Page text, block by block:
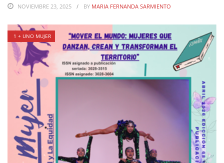
NOVIEMBRE 23, 2025 BY MARIA FERNANDA SARMIENTO
1 + UNO MUJER